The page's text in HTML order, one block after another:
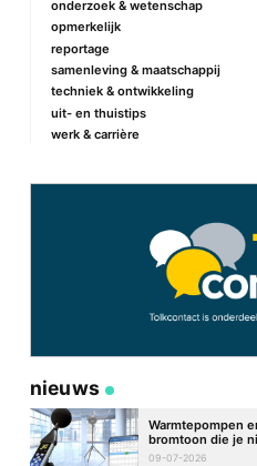
onderzoek & wetenschap
opmerkelijk
reportage
samenleving & maatschappij
techniek & ontwikkeling
uit- en thuistips
werk & carrière
nieuws
Warmtepompen
bromtoon die je
09-07-2026